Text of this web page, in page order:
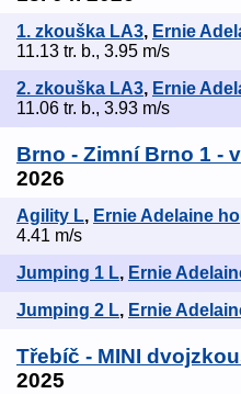
1. zkouška LA3, Ernie
11.13 tr. b., 3.95 m/s
2. zkouška LA3, Ernie
11.06 tr. b., 3.93 m/s
Brno - Zimní Brno 1 -
2026
Agility L, Ernie Adelaine
4.41 m/s
Jumping 1 L, Ernie
Jumping 2 L, Ernie
Třebíč - MINI
2025